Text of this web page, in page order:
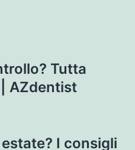
Tutta
AZdentist
I consigli